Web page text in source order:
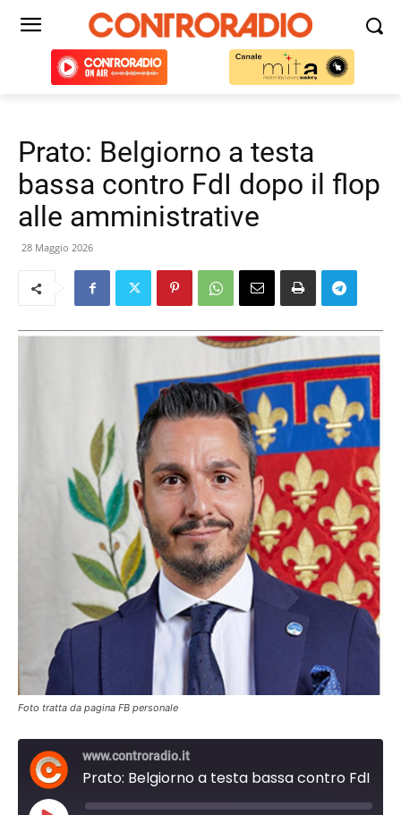
Prato: Belgiorno a testa
bassa contro FdI dopo il flop
alle amministrative
28 Maggio 2026
Foto tratta da pagina FB personale
www.controradio.it